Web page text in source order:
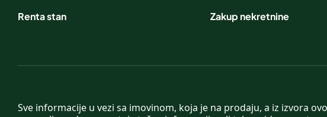
Sve informacije u vezi sa imovinom, koja je na prodaju, a iz izvora
Renta stan
Zakup nekretnine